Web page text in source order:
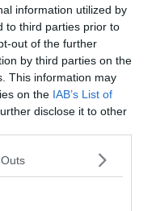
information utilized by
to third parties prior to
out of the further
by third parties on the
This information may
on the IAB’s List of
disclose it to other